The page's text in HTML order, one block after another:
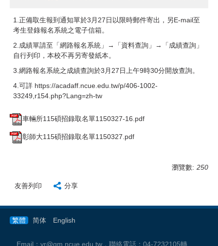
1.正備取生報到通知單於3月27日以限時郵件寄出，另E-mail至
考生登錄報名系統之電子信箱。
2.成績單請至「網路報名系統」→「資料查詢」→「成績查詢」
自行列印，本校不再另寄發紙本。
3.網路報名系統之成績查詢於3月27日上午9時30分開放查詢。
4.可詳 https://acadaff.ncue.edu.tw/p/406-1002-
33249,r154.php?Lang=zh-tw
車輛所115碩招錄取名單1150327-16.pdf
彰師大115碩招錄取名單1150327.pdf
瀏覽數: 250
友善列印 分享
繁體 简体 English
Email：vr@gm.ncue.edu.tw，聯絡電話：04-7232105轉